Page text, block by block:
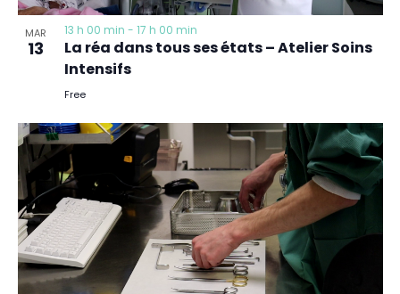
MAR
13
13 h 00 min - 17 h 00 min
La réa dans tous ses états – Atelier Soins
Intensifs
Free